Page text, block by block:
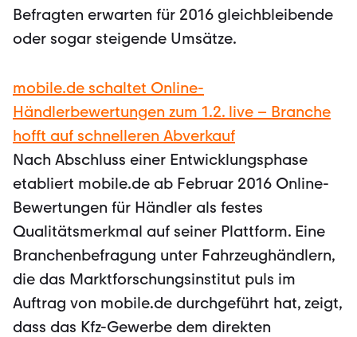
Befragten erwarten für 2016 gleichbleibende
oder sogar steigende Umsätze.
mobile.de schaltet Online-
Händlerbewertungen zum 1.2. live – Branche
hofft auf schnelleren Abverkauf
Nach Abschluss einer Entwicklungsphase
etabliert mobile.de ab Februar 2016 Online-
Bewertungen für Händler als festes
Qualitätsmerkmal auf seiner Plattform. Eine
Branchenbefragung unter Fahrzeughändlern,
die das Marktforschungsinstitut puls im
Auftrag von mobile.de durchgeführt hat, zeigt,
dass das Kfz-Gewerbe dem direkten